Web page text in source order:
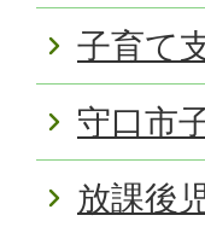
子育て
守口市
放課後